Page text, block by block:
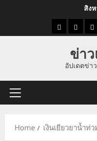
สิง
ราคาแนว
ราคา
ทอง
ข่
นี้
ข่า
อัปเดตข่า
Primary
Home เงินเยียวยาน้ำท่ว